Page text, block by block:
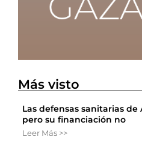
Más visto
Las defensas sanitarias
pero su financiación no
Leer Más >>